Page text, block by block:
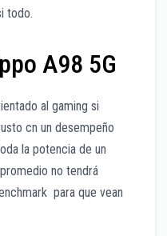
todo.
A98 5G
al gaming si
cn un desempeño
la potencia de un
no tendrá
para que vean